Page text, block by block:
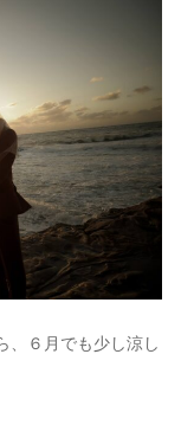
、６月でも少し涼し